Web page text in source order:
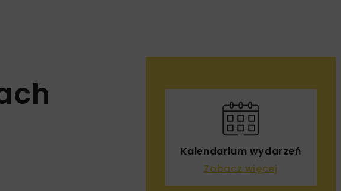
Kalendarium wydarzeń
Zobacz więcej